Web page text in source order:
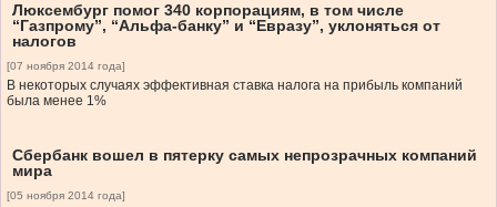
Люксембург помог 340 корпорациям, в том числе
“Газпрому”, “Альфа-банку” и “Евразу”, уклоняться от
налогов
[07 ноября 2014 года]
В некоторых случаях эффективная ставка налога на прибыль компаний
была менее 1%
Сбербанк вошел в пятерку самых непрозрачных компаний
мира
[05 ноября 2014 года]